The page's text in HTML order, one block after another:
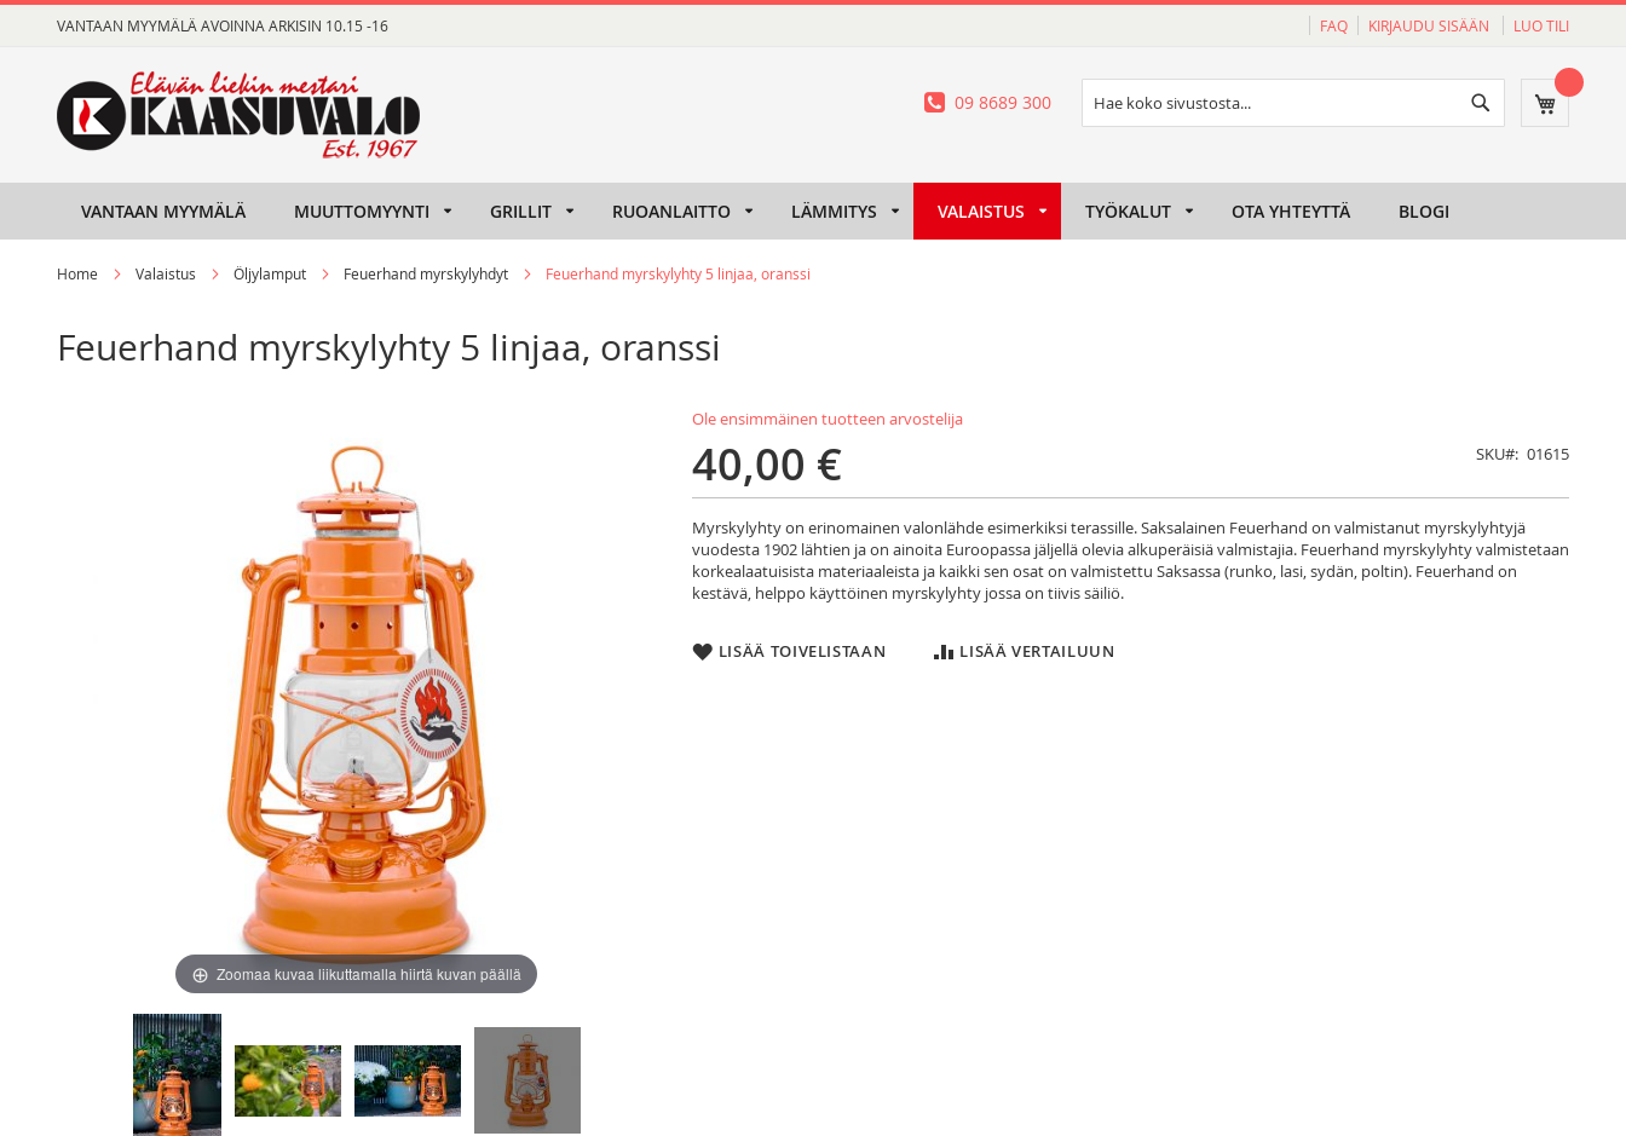
to
VANTAAN MYYMÄLÄ AVOINNA ARKISIN 10.15 -16 FAQ KIRJAUDU SISÄÄN LUO TILI
Ostoskori
Haku
09 8689 300
VANTAAN MYYMÄLÄ MUUTTOMYYNTI GRILLIT RUOANLAITTO LÄMMITYS VALAISTUS TYÖKALUT OTA YHTEYTTÄ BLOGI
Home Valaistus Öljylamput Feuerhand myrskylyhdyt Feuerhand myrskylyhty 5 linjaa, oranssi
Feuerhand myrskylyhty 5 linjaa, oranssi
Ole ensimmäinen tuotteen arvostelija
40,00 € SKU 01615
Myrskylyhty on erinomainen valonlähde esimerkiksi terassille. Saksalainen Feuerhand on valmistanut myrskylyhtyjä
vuodesta 1902 lähtien ja on ainoita Euroopassa jäljellä olevia alkuperäisiä valmistajia. Feuerhand myrskylyhty valmistetaan
korkealaatuisista materiaaleista ja kaikki sen osat on valmistettu Saksassa (runko, lasi, sydän, poltin). Feuerhand on
kestävä, helppo käyttöinen myrskylyhty jossa on tiivis säiliö.
LISÄÄ TOIVELISTAAN LISÄÄ VERTAILUUN
Zoomaa kuvaa liikuttamalla hiirtä kuvan päällä